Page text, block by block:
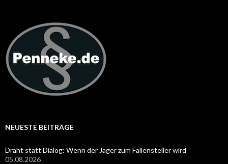
NEUESTE BEITRÄGE
Draht statt Dialog: Wenn der Jäger zum Fallensteller wird
05.08.2026